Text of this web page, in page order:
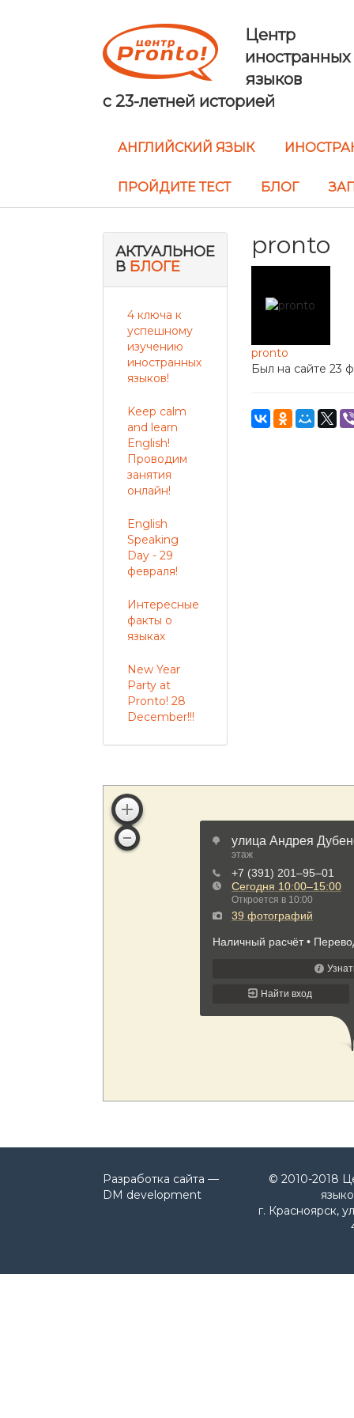
Центр
иностранных
языков
с 23-летней историей
АНГЛИЙСКИЙ ЯЗЫК
ПРОЙДИТЕ ТЕСТ БЛОГ
АКТУАЛЬНОЕ
В БЛОГЕ
4 ключа к
успешному
изучению
иностранных
языков!
Keep calm
and learn
English!
Проводим
занятия
онлайн!
English
Speaking
Day - 29
февраля!
Интересные
факты о
языках
New Year
Party at
Pronto! 28
December!!!
pronto
pronto
Был на сайте 23
Разработка сайта —
DM development
© 2010-2018
г. Красноярск,